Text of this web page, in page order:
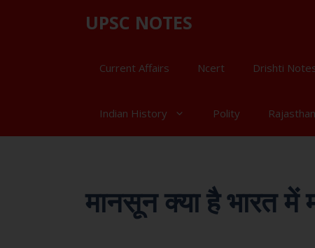
UPSC NOTES
Current Affairs Ncert Drishti
Indian History Polity
मानसून क्या है भारत